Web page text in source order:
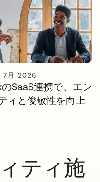
7月 2026
SaaS連携で、エン
ィと俊敏性を向上
ティ施